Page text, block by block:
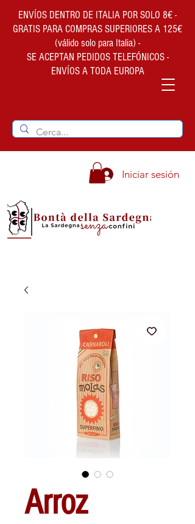
ENVÍOS DENTRO DE ITALIA POR SOLO 8€ -
GRATIS PARA COMPRAS SUPERIORES A 125€
(válido solo para Italia) -
SE ACEPTAN PEDIDOS TELEFÓNICOS -
ENVÍOS A TODA EUROPA
Iniciar sesión
Arroz